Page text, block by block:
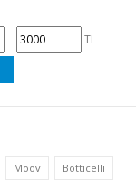
TL
Moov Botticelli